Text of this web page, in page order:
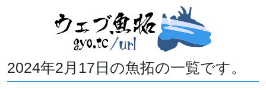
2024年2月17日の魚拓の一覧です。